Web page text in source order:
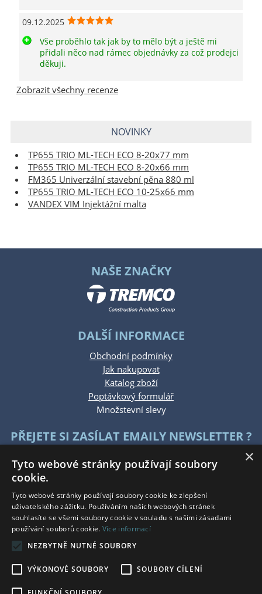
09.12.2025
Vše proběhlo tak jak by to mělo být a ještě mi
přidali něco nad rámec objednávky za což prodejci
děkuji.
Zobrazit všechny recenze
NOVINKY
TP655 TRIO ML-TECH ECO 8-20x77 mm
TP655 TRIO ML-TECH ECO 8-20x66 mm
FM365 Univerzální stavební pěna 880 ml
TP655 TRIO ML-TECH ECO 10-25x66 mm
VANDEX VIM Injektážní malta
NAŠE ZNAČKY
DALŠÍ INFORMACE
Obchodní podmínky
Jak nakupovat
Katalog zboží
Poptávkový formulář
Množstevní slevy
PŘEJETE SI ZASÍLAT EMAILY NEWSLETTER ?
KONTAKTUJTE NÁS
Po - Pá: 7:30 - 15:30
Tel.: +420 777 215 146
E-mail: eshop@bauwerkg.cz
×
Tyto webové stránky používají soubory
cookie.
Tyto webové stránky používají soubory cookie ke zlepšení
uživatelského zážitku. Používáním našich webových stránek
souhlasíte se všemi soubory cookie v souladu s našimi zásadami
používání souborů cookie. Více informací
NEZBYTNĚ NUTNÉ SOUBORY
VÝKONOVÉ SOUBORY SOUBORY CÍLENÍ